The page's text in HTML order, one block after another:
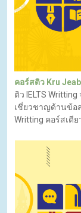
คอร์สติว Kru
ติว IELTS
เชี่ยวชาญด้านข้อส
Writting คอร์สเดี